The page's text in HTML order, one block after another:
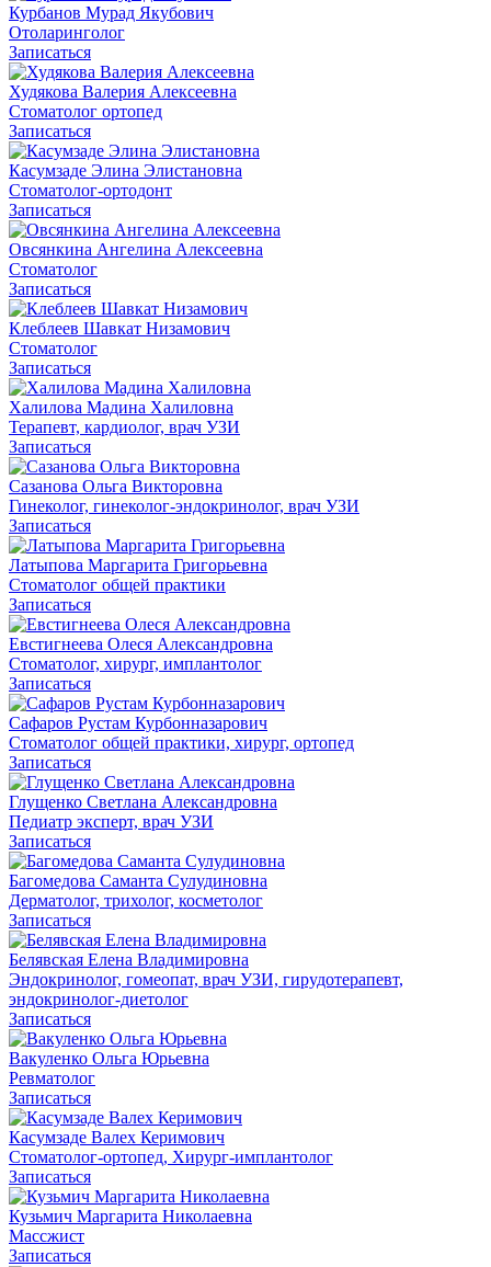
Курбанов Мурад Якубович
Отоларинголог
Записаться
Худякова Валерия Алексеевна
Cтоматолог ортопед
Записаться
Касумзаде Элина Элистановна
Стоматолог-ортодонт
Записаться
Овсянкина Ангелина Алексеевна
Стоматолог
Записаться
Клеблеев Шавкат Низамович
Стоматолог
Записаться
Халилова Мадина Халиловна
Терапевт, кардиолог, врач УЗИ
Записаться
Сазанова Ольга Викторовна
Гинеколог, гинеколог-эндокринолог, врач УЗИ
Записаться
Латыпова Маргарита Григорьевна
Стоматолог общей практики
Записаться
Евстигнеева Олеся Александровна
Стоматолог, хирург, имплантолог
Записаться
Сафаров Рустам Курбонназарович
Стоматолог общей практики, хирург, ортопед
Записаться
Глущенко Светлана Александровна
Педиатр эксперт, врач УЗИ
Записаться
Багомедова Саманта Сулудиновна
Дерматолог, трихолог, косметолог
Записаться
Белявская Елена Владимировна
Эндокринолог, гомеопат, врач УЗИ, гирудотерапевт,
эндокринолог-диетолог
Записаться
Вакуленко Ольга Юрьевна
Ревматолог
Записаться
Касумзаде Валех Керимович
Стоматолог-ортопед, Хирург-имплантолог
Записаться
Кузьмич Маргарита Николаевна
Массжист
Записаться